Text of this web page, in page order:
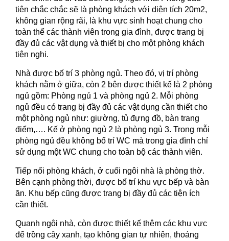
tiên chắc chắc sẽ là phòng khách với diện tích 20m2,
không gian rộng rãi, là khu vực sinh hoạt chung cho
toàn thể các thành viên trong gia đình, được trang bị
đầy đủ các vật dụng và thiết bị cho một phòng khách
tiện nghi.
Nhà được bố trí 3 phòng ngủ. Theo đó, vị trí phòng
khách nằm ở giữa, còn 2 bên được thiết kế là 2 phòng
ngủ gồm: Phòng ngủ 1 và phòng ngủ 2. Mỗi phòng
ngủ đều có trang bị đầy đủ các vật dụng cần thiết cho
một phòng ngủ như: giường, tủ đựng đồ, bàn trang
điểm,…. Kế ở phòng ngủ 2 là phòng ngủ 3. Trong mỗi
phòng ngủ đều không bố trí WC mà trong gia đình chỉ
sử dụng một WC chung cho toàn bộ các thành viên.
Tiếp nối phòng khách, ở cuối ngôi nhà là phòng thờ.
Bên cạnh phòng thời, được bố trí khu vực bếp và bàn
ăn. Khu bếp cũng được trang bị đầy đủ các tiện ích
cần thiết.
Quanh ngôi nhà, còn được thiết kế thêm các khu vực
để trồng cây xanh, tạo không gian tự nhiên, thoáng